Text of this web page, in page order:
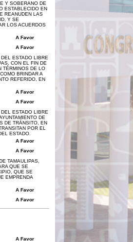
Y SOBERANO DE
ESTABLECIDO EN
REANUDEN LAS
Y SE
LOS ACUERDOS
A Favor
A Favor
ESTADO LIBRE
CON EL FIN DE
TÉRMINOS DE LO
BRINDAR A
REFERIDO, EN
A Favor
A Favor
ESTADO LIBRE
DE
DE TRÁNSITO, EN
POR EL
ESTADO.
A Favor
A Favor
TAMAULIPAS,
QUE SE
QUE SE
EMPRENDA
A Favor
A Favor
A Favor